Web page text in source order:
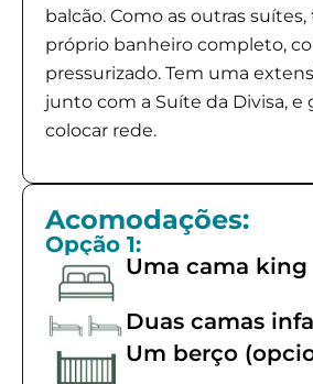
balcão. Como as outras
próprio banheiro completo,
pressurizado. Tem uma
junto com a Suíte da Divisa, e
colocar rede.
Acomodações:
Opção 1:
Uma cama king
Duas camas
Um berço